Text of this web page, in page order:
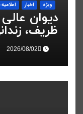
ویژه اخبار
دیوان
ظریف،
کرد